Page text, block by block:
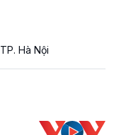
Hà Nội